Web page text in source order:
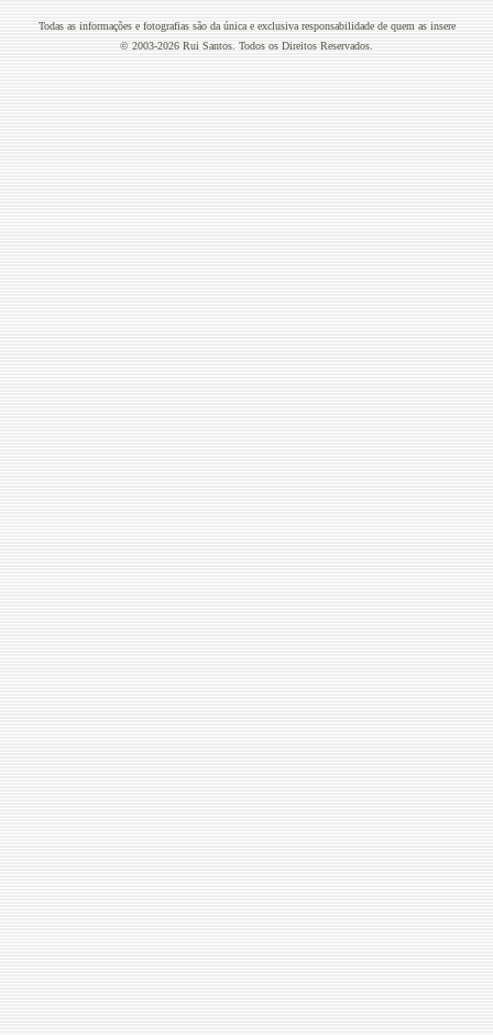
Todas as informações e fotografias são da única e exclusiva responsabilidade de quem as insere
© 2003-2026 Rui Santos. Todos os Direitos Reservados.